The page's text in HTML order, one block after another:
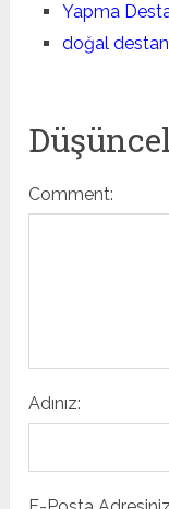
Yapma
doğal
Comment:
Adınız: